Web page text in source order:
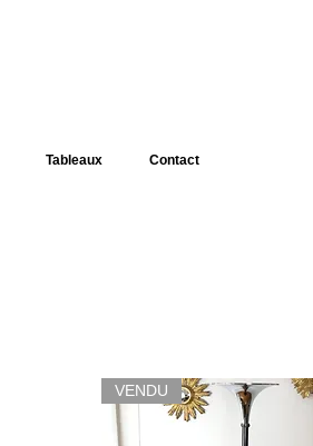
Tableaux Contact
VENDU